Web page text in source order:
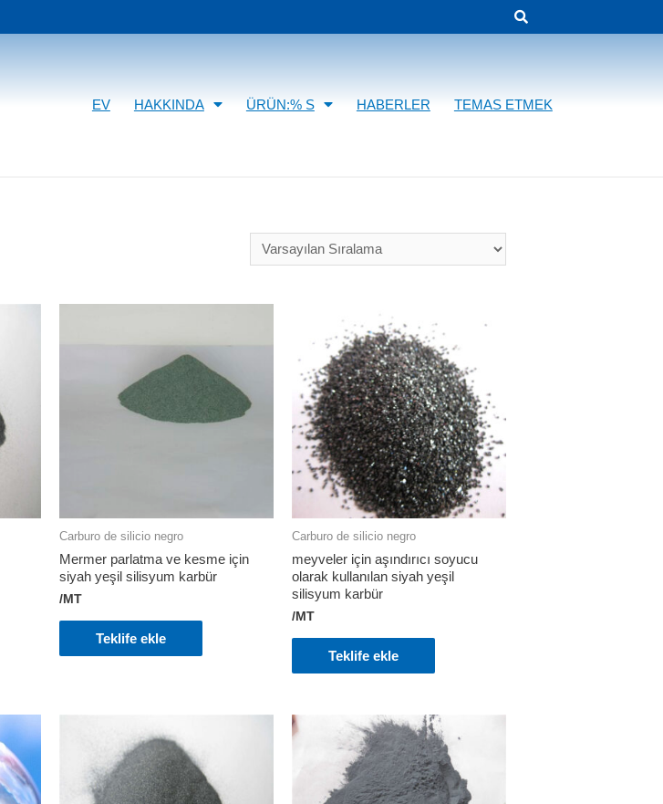
EV HAKKINDA ÜRÜN:% S HABERLER TEMAS ETMEK
Carburo de silicio negro
Mermer parlatma ve kesme için
siyah yeşil silisyum karbür
/MT
Teklife ekle
Carburo de silicio negro
meyveler için aşındırıcı soyucu
olarak kullanılan siyah yeşil
silisyum karbür
/MT
Teklife ekle